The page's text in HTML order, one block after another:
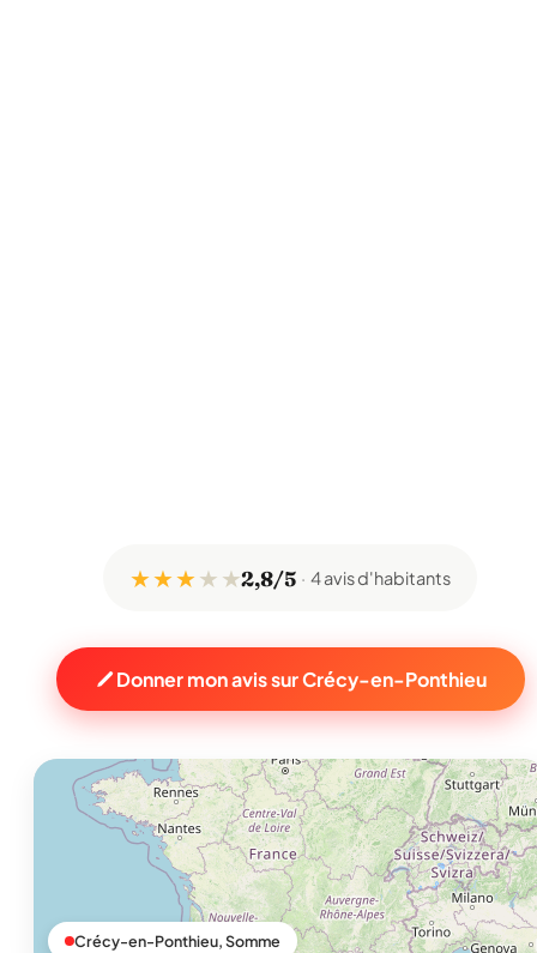
★ ★ ★★ ★2,8/5 4 avis d'habitants
Donner mon avis sur Crécy-en-Ponthieu
Crécy-en-Ponthieu, Somme